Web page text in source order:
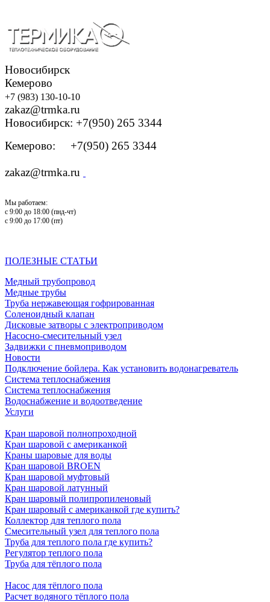
Новосибирск
Кемерово
+7 (983) 130-10-10
zakaz@trmka.ru
Новосибирск: +7(950) 265 3344
Кемерово: +7(950) 265 3344
zakaz@trmka.ru
Мы работаем:
с 9:00 до 18:00 (пнд-чт)
с 9:00 до 17:00 (пт)
ПОЛЕЗНЫЕ СТАТЬИ
Медный трубопровод
Медные трубы
Труба нержавеющая гофрированная
Соленоидный клапан
Дисковые затворы с электроприводом
Насосно-смесительный узел
Задвижки с пневмоприводом
Новости
Подключение бойлера. Как установить водонагреватель
Система теплоснабжения
Система теплоснабжения
Водоснабжение и водоотведение
Услуги
Кран шаровой полнопроходной
Кран шаровой с американкой
Краны шаровые для воды
Кран шаровой BROEN
Кран шаровой муфтовый
Кран шаровой латунный
Кран шаровый полипропиленовый
Кран шаровый с американкой где купить?
Коллектор для теплого пола
Смесительный узел для теплого пола
Труба для теплого пола где купить?
Регулятор теплого пола
Труба для тёплого пола
Насос для тёплого пола
Расчет водяного тёплого пола